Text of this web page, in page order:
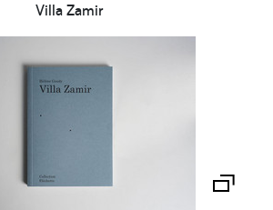
Villa Zamir